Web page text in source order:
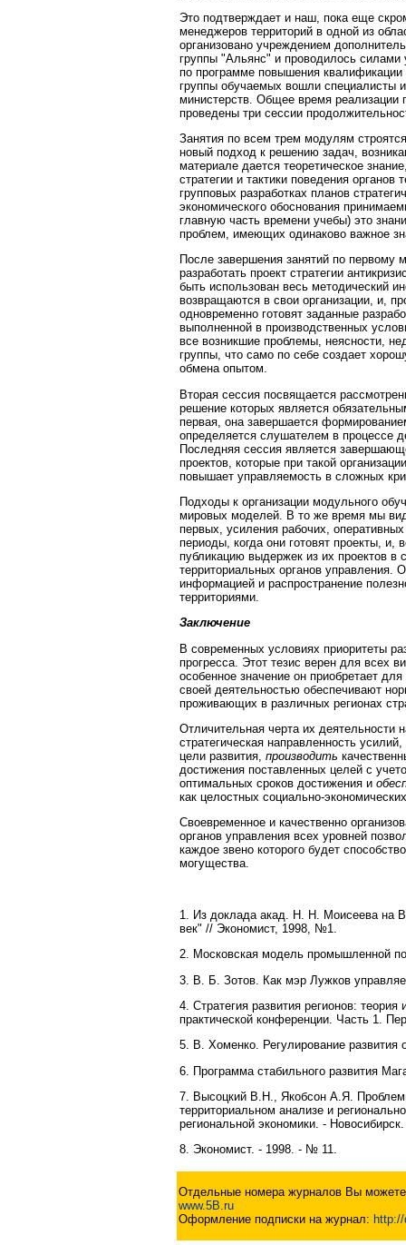
Это подтверждает и наш, пока еще
менеджеров территорий в одной из
организовано учреждением
группы "Альянс" и проводилось силами
по программе повышения квалификации
группы обучаемых вошли специалисты
министерств. Общее время реализации
проведены три сессии
Занятия по всем трем модулям
новый подход к решению задач,
материале дается теоретическое
стратегии и тактики поведения
групповых разработках планов
экономического обоснования
главную часть времени учебы) это
проблем, имеющих одинаково важное
После завершения занятий по первому
разработать проект стратегии
быть использован весь методический
возвращаются в свои организации, и,
одновременно готовят заданные
выполненной в производственных
все возникшие проблемы, неясности,
группы, что само по себе создает
обмена опытом.
Вторая сессия посвящается
решение которых является
первая, она завершается
определяется слушателем в процессе
Последняя сессия является
проектов, которые при такой
повышает управляемость в сложных
Подходы к организации модульного
мировых моделей. В то же время мы
первых, усиления рабочих,
периоды, когда они готовят проекты,
публикацию выдержек из их проектов в
территориальных органов
информацией и распространение
территориями.
Заключение
В современных условиях приоритеты
прогресса. Этот тезис верен для всех
особенное значение он приобретает
своей деятельностью обеспечивают
проживающих в различных регионах
Отличительная черта их
стратегическая направленность
цели развития, производить
достижения поставленных целей с
оптимальных сроков достижения и
как целостных социально-
Своевременное и качественно
органов управления всех уровней
каждое звено которого будет
могущества.
1. Из доклада акад. Н. Н. Моисеева на
век" // Экономист, 1998, №1.
2. Московская модель промышленной
3. В. Б. Зотов. Как мэр Лужков
4. Стратегия развития регионов:
практической конференции. Часть 1.
5. В. Хоменко. Регулирование
6. Программа стабильного развития
7. Высоцкий В.Н., Якобсон А.Я.
территориальном анализе и
региональной экономики. -
8. Экономист. - 1998. - № 11.
Отдельные номера журналов Вы можете
www.5B.ru
Оформление подписки на журнал: